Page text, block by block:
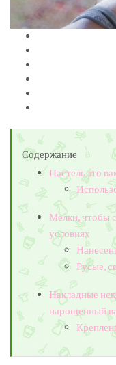
Содержание
Пастель это
Мелки, чтобы
условиях
Русые,
Накладные
нарощенный